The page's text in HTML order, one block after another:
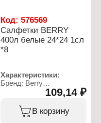
Код:576569
Салфетки BERRY
400л белые 24*24 1сл
*8
Характеристики:
Бренд: Berry
Тип товара: Салфетки
Вариация: однослойные
Цвет: белый
109,14 ₽
В корзину